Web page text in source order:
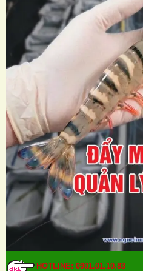
HOTLINE: 0901.01.10.83